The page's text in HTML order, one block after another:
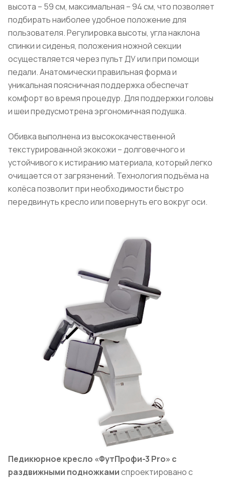
высота – 59 см, максимальная – 94 см, что позволяет
подбирать наиболее удобное положение для
пользователя. Регулировка высоты, угла наклона
спинки и сиденья, положения ножной секции
осуществляется через пульт ДУ или при помощи
педали. Анатомически правильная форма и
уникальная поясничная поддержка обеспечат
комфорт во время процедур. Для поддержки головы
и шеи предусмотрена эргономичная подушка.
Обивка выполнена из высококачественной
текстурированной экокожи – долговечного и
устойчивого к истиранию материала, который легко
очищается от загрязнений. Технология подъёма на
колёса позволит при необходимости быстро
передвинуть кресло или повернуть его вокруг оси.
Педикюрное кресло «ФутПрофи-3 Pro» с
раздвижными подножкамиспроектировано с